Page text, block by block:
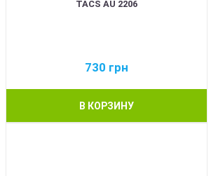
TACS AU 2206
730 грн
В КОРЗИНУ